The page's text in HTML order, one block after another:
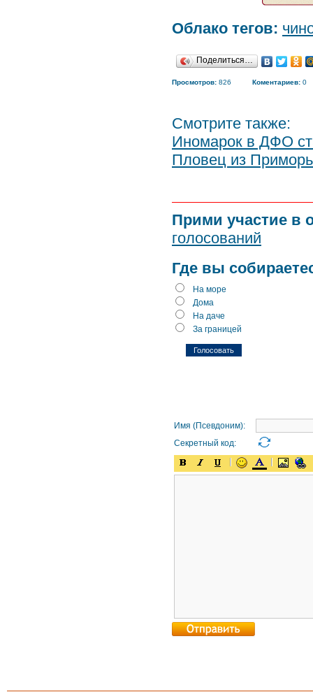
Облако тегов:
Поделиться…
Просмотров: 826 Коментариев: 0
Смотрите также:
Иномарок в ДФО
Пловец из
Прими участие в
голосований
Где вы
На море
Дома
На даче
За границей
Имя (Псевдоним):
Секретный код: